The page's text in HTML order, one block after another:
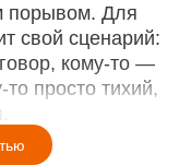
порывом. Для
свой сценарий:
кому‑то —
просто тихий,